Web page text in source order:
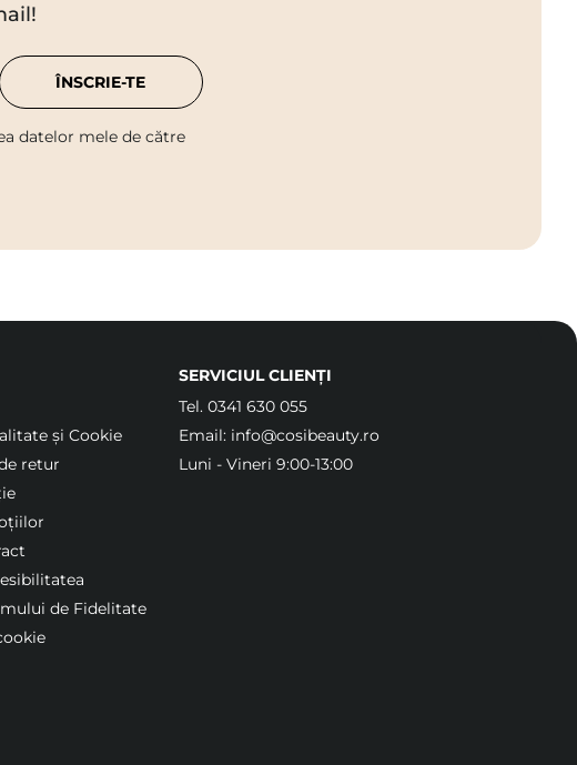
datelor mele de către
ÎNSCRIE-TE
și Cookie
retur
de Fidelitate
SERVICIUL CLIENȚI
Tel. 0341 630 055
Email: info@cosibeauty.ro
Luni - Vineri 9:00-13:00